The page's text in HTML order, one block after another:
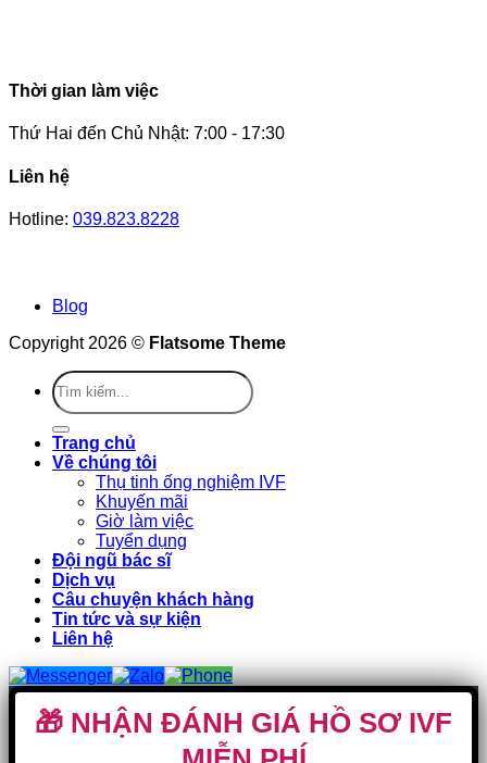
Thời gian làm việc
Thứ Hai đến Chủ Nhật: 7:00 - 17:30
Liên hệ
Hotline: 039.823.8228
Blog
Copyright 2026 © Flatsome Theme
Trang chủ
Về chúng tôi
Thụ tinh ống nghiệm IVF
Khuyến mãi
Giờ làm việc
Tuyển dụng
Đội ngũ bác sĩ
Dịch vụ
Câu chuyện khách hàng
Tin tức và sự kiện
Liên hệ
🎁 NHẬN ĐÁNH GIÁ HỒ SƠ IVF